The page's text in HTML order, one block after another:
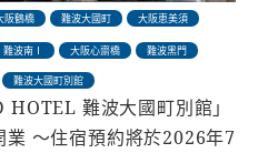
阪鶴橋 難波大國町 大阪恵美須
難波南Ⅰ 大阪心齋橋 難波黑門
難波大國町別館
HOTEL 難波大國町別館」
～住宿預約將於2026年7